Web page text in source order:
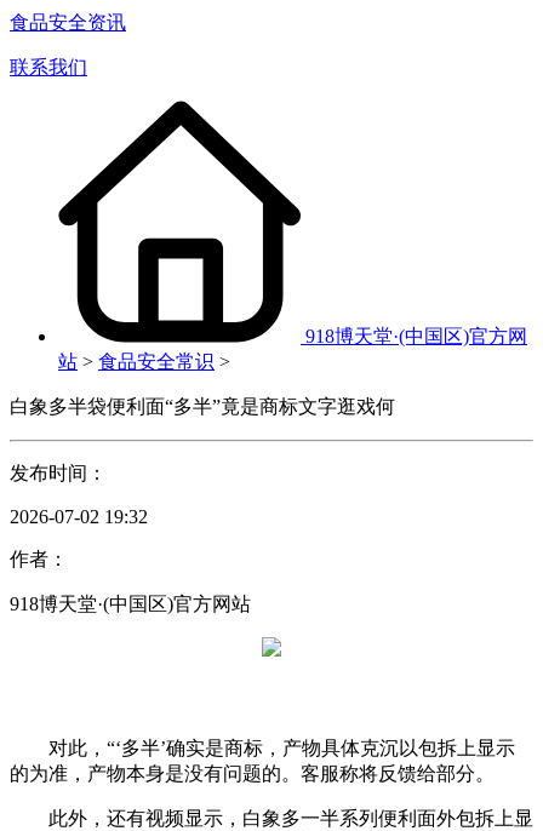
食品安全资讯
联系我们
918博天堂·(中国区)官方网
站 > 食品安全常识 >
白象多半袋便利面“多半”竟是商标文字逛戏何
发布时间：
2026-07-02 19:32
作者：
918博天堂·(中国区)官方网站
对此，“‘多半’确实是商标，产物具体克沉以包拆上显示
的为准，产物本身是没有问题的。客服称将反馈给部分。
此外，还有视频显示，白象多一半系列便利面外包拆上显